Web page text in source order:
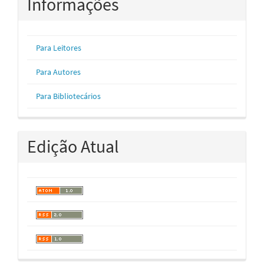
Para Leitores
Para Autores
Para Bibliotecários
Edição Atual